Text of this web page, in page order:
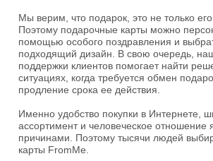
Мы верим, что подарок, это не только
Поэтому подарочные карты можно
помощью особого поздравления и
подходящий дизайн. В свою очередь,
поддержки клиентов помогает найти
ситуациях, когда требуется обмен
продление срока ее действия.
Именно удобство покупки в Интернете,
ассортимент и человеческое отношение
причинами. Поэтому тысячи людей
карты FromMe.